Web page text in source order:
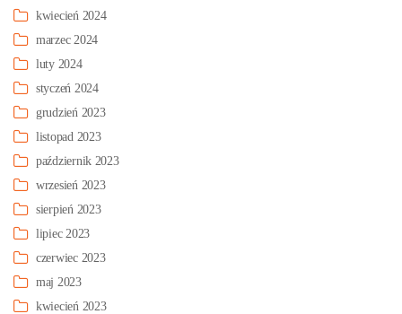
kwiecień 2024
marzec 2024
luty 2024
styczeń 2024
grudzień 2023
listopad 2023
październik 2023
wrzesień 2023
sierpień 2023
lipiec 2023
czerwiec 2023
maj 2023
kwiecień 2023